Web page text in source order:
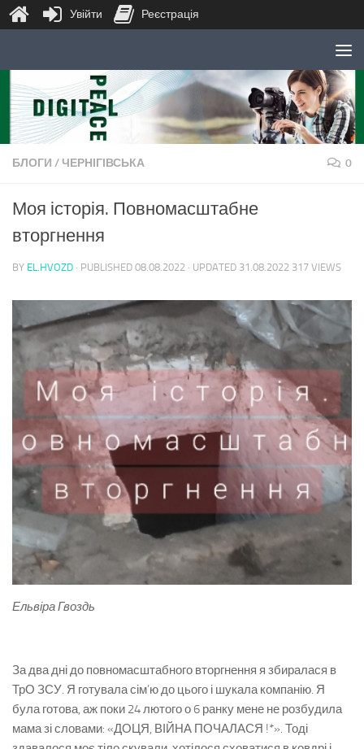
Skip to content
БЛОГИ / ЧЕРНІГІВСЬКА 0
Моя історія. Повномасштабне
вторгнення
BY EL.HVOZD · PUBLISHED 08.08.2022 · UPDATED 31.08.2022 317 VIEWS
Ельвіра Гвоздь
За два дні до повномасштабного вторгнення я збиралася в
ТрО ЗСУ. Я готувала сім’ю до цього і шукала компанію. Я
була готова, аж поки 24 лютого о 6 ранку мене не розбудила
мама зі словами: «ДОЦЯ, ВІЙНА ПОЧАЛАСЯ !*». Тоді
Увійти Реєстрація